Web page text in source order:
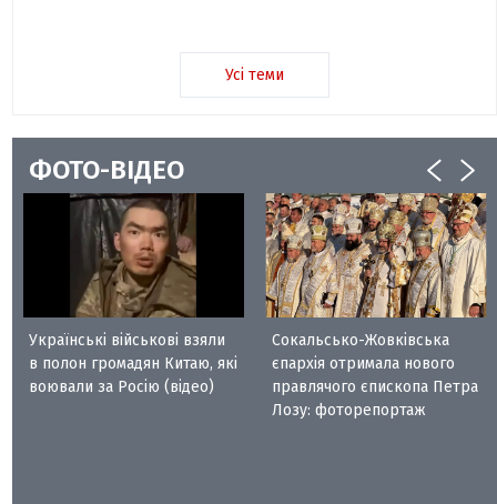
Усі теми
ФОТО-ВІДЕО
Українські військові взяли
в полон громадян Китаю, які
воювали за Росію (відео)
Сокальсько-Жовківська
єпархія отримала нового
правлячого єпископа Петра
Лозу: фоторепортаж